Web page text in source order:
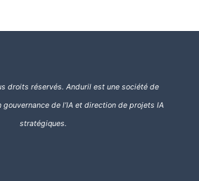
droits réservés. Anduril est une société de
de l’IA et direction de projets IA
stratégiques.